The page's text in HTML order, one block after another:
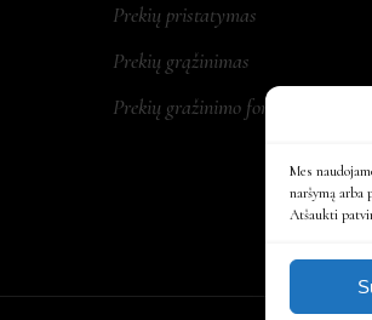
Mes
naršymą arba
Atšaukti
Prekių pristatymas
Prekių grąžinimas
Prekių gražinimo forma